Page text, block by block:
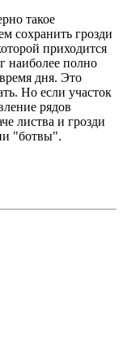
такое
сохранить грозди
приходится
наиболее полно
дня. Это
Но если участок
рядов
листва и грозди
"ботвы".